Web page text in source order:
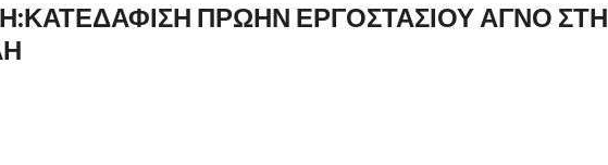
ΠΡΩΗΝ ΕΡΓΟΣΤΑΣΙΟΥ ΑΓΝΟ ΣΤΗ